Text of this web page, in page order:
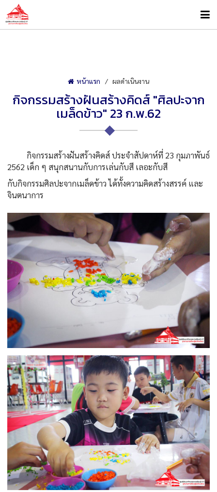
หน้าแรก ผลดำเนินงาน
กิจกรรมสร้างฝันสร้างคิดส์ "ศิลปะจาก
เมล็ดข้าว" 23 ก.พ.62
กิจกรรมสร้างฝันสร้างคิดส์ ประจำสัปดาห์ที่ 23 กุมภาพันธ์
2562 เด็ก ๆ สนุกสนานกับการเล่นกับสี เลอะกับสี
กับกิจกรรมศิลปะจากเมล็ดข้าว ได้ทั้งความคิดสร้างสรรค์ และ
จินตนาการ